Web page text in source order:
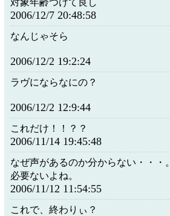
2006/12/7 20:48:58
なんじゃそら
2006/12/2 19:2:24
ラヴにならなにの？
2006/12/2 12:9:44
これだけ！！？？
2006/11/14 19:45:48
なぜ声があるのか分からない・・・。
必要ないよね。
2006/11/12 11:54:55
これで、終わりぃ？